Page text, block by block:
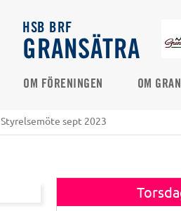
HSB BRF
GRANSÄTRA
OM FÖRENINGEN OM
Styrelsemöte sept 2023